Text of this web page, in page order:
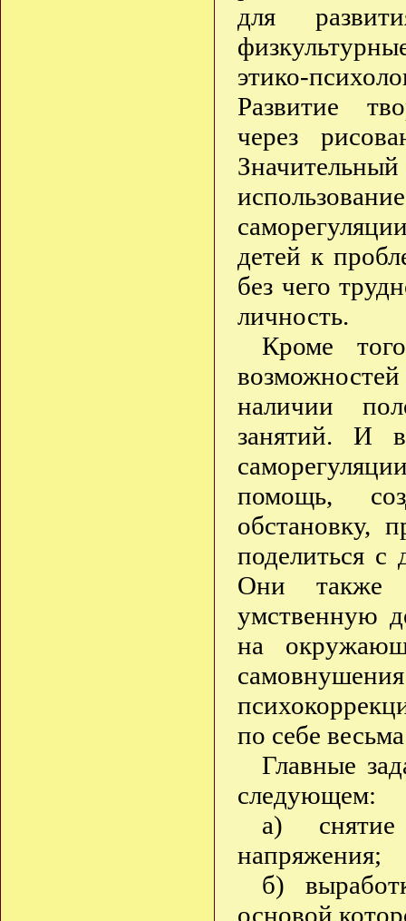
для
этико-
Развитие
через
детей к
без чего
личность.
Кроме
наличии
занятий. И
помощь,
обстановку,
поделиться
Они также
умственную
на
по себе
Главные
следующем:
а) снятие
напряжения;
б)
основой